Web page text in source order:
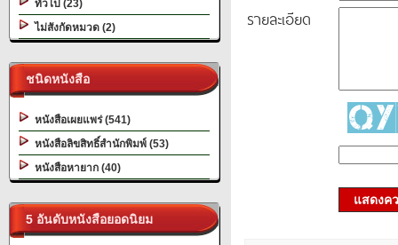
ทั่วไป (23)
ไม่สังกัดหมวด (2)
ชนิดหนังสือ
หนังสือเผยแพร่ (541)
หนังสือลิขสิทธิ์สำนักพิมพ์ (53)
หนังสือหายาก (40)
5 อันดับหนังสือยอดนิยม
รายละเอียด
แสดงค